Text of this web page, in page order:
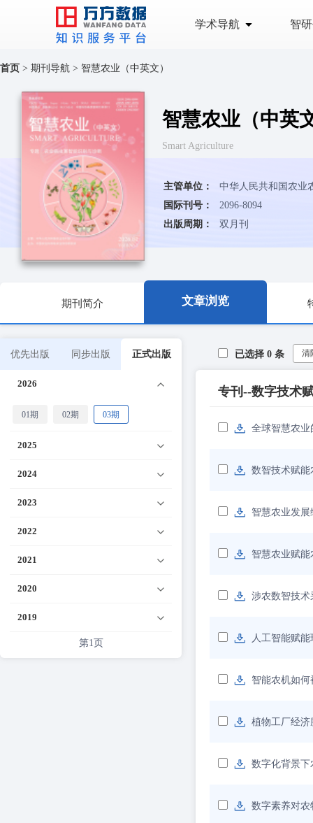
学术导航 智
首页 > 期刊导航 > 智慧农业（中英文）
智慧农业（中英
Smart Agriculture
主管单位：
中华人民共和国农业
国际刊号：
2096-8094
出版周期：
双月刊
期刊简介 文章浏览
优先出版 同步出版 正式出版
2026
01期 02期 03期
2025
2024
2023
2022
2021
2020
2019
第1页
已选择 0 条 清
专刊--数字技术
全球智慧农
数智技术赋
智慧农业发
智慧农业赋
涉农数智技
人工智能赋
智能农机如
植物工厂经
数字化背景
数字素养对